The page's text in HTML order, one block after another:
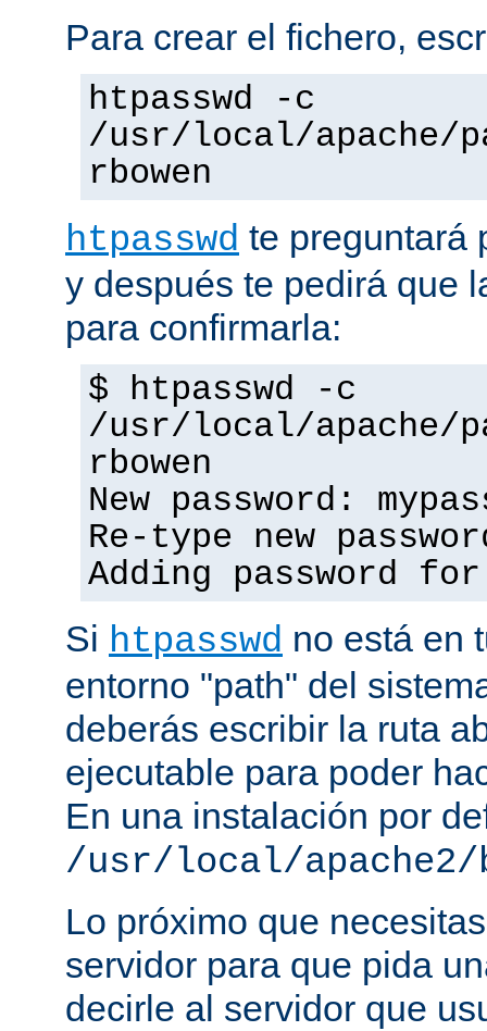
Para crear el fichero,
htpasswd -c
/usr/local/apache/
rbowen
htpasswd te preguntará
y después te pedirá que
para confirmarla:
$ htpasswd -c
/usr/local/apache/
rbowen
New password:
Re-type new
Adding password
Si htpasswd no está en
entorno "path" del
deberás escribir la ruta
ejecutable para poder
En una instalación por
/usr/local/apache2/
Lo próximo que
servidor para que pida
decirle al servidor que